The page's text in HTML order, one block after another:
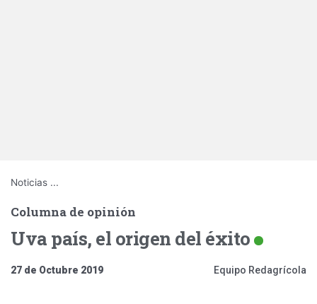
Noticias ...
Columna de opinión
Uva país, el origen del éxito
27 de Octubre 2019 Equipo Redagrícola